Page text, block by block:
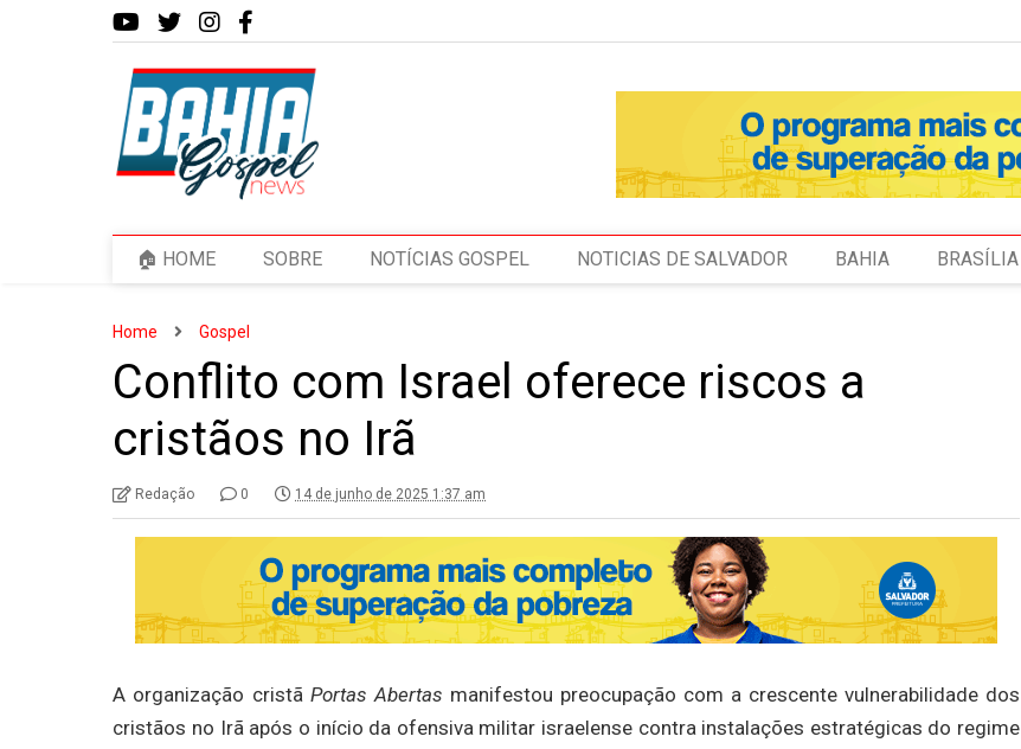
🏠 HOME SOBRE NOTÍCIAS GOSPEL NOTICIAS DE SALVADOR BAHIA BRASÍLIA
Home Gospel
Conflito com Israel oferece riscos a
cristãos no Irã
Redação 0 14 de junho de 2025 1:37 am
A organização cristã Portas Abertas manifestou preocupação com a crescente vulnerabilidade dos
cristãos no Irã após o início da ofensiva militar israelense contra instalações estratégicas do regime